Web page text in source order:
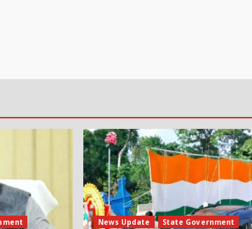
News Update
State Government